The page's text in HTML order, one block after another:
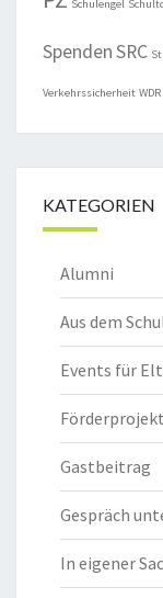
Schulengel
SpendenSRC
Verkehrssicherheit WDR
KATEGORIEN
Alumni
Aus dem
Events für
Gastbeitrag
Gespräch
In eigener